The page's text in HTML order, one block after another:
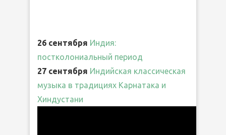
26 сентября Индия:
постколониальный период
27 сентября Индийская классическая
музыка в традициях Карнатака и
Хиндустани